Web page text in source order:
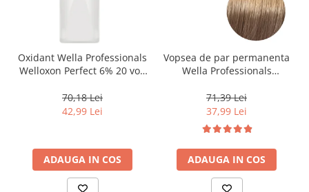
Oxidant Wella Professionals
Welloxon Perfect 6% 20 vol,
70,18 Lei
42,99 Lei
ADAUGA IN COS
Vopsea de par permanenta
Wella Professionals
Blond Deschis Natural, 60
ml
71,39 Lei
37,99 Lei
ADAUGA IN COS